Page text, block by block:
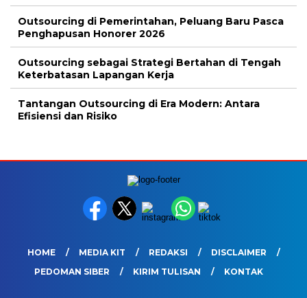
Outsourcing di Pemerintahan, Peluang Baru Pasca
Penghapusan Honorer 2026
Outsourcing sebagai Strategi Bertahan di Tengah
Keterbatasan Lapangan Kerja
Tantangan Outsourcing di Era Modern: Antara
Efisiensi dan Risiko
HOME MEDIA KIT REDAKSI
DISCLAIMER
PEDOMAN SIBER
KIRIM TULISAN KONTAK